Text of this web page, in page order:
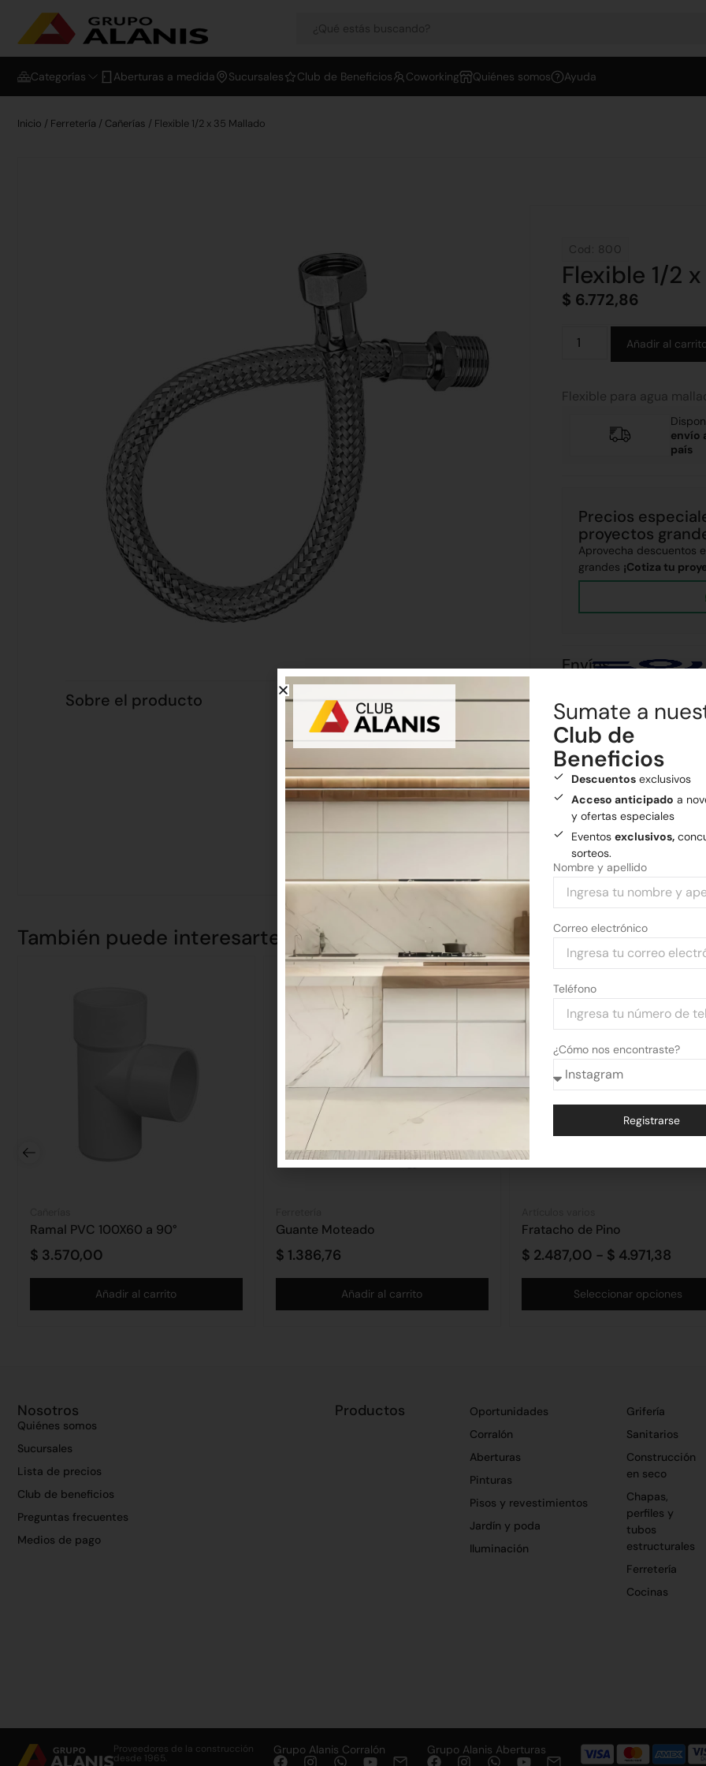
Categorías Aberturas a medida Sucursales Club de Beneficios Coworking Quiénes somos Ayuda
Inicio / Ferretería / Cañerías / Flexible 1/2 x 35 Mallado
Sobre el producto
Cod: 800
Flexible 1/2
$ 6.772,86
Añadir al
Flexible para agua
envío
país
Precios
proyectos
Aprovecha descuentos
grandes ¡Cotiza tu
Envíos
Realizamos envíos a todo
Envío gratis a
Medios de pago
Pagá tu compra con
También puede interesarte
Ramal PVC 100X60 a 90°
$ 3.570,00
Añadir al carrito
Guante Moteado
$ 1.386,76
Añadir al carrito
Fratacho de Pino
$ 2.487,00 - $ 4.971,38
Seleccionar opciones
Nosotros
Quiénes somos
Sucursales
Lista de precios
Club de beneficios
Preguntas frecuentes
Medios de pago
Productos
Oportunidades
Corralón
Aberturas
Pinturas
Pisos y revestimientos
Jardín y poda
Iluminación
Grifería
Sanitarios
Construcción
en seco
Chapas,
perfiles y
tubos
estructurales
Ferretería
Cocinas
Proveedores de la construcción
desde 1965.
Grupo Alanis Corralón Grupo Alanis Aberturas
Sumate a
Club de
Beneficios
Descuentosexclusivos
Acceso anticipado a
y ofertas especiales
Eventos exclusivos,
sorteos.
Nombre y apellido
Correo electrónico
Teléfono
¿Cómo nos encontraste?
Registrarse